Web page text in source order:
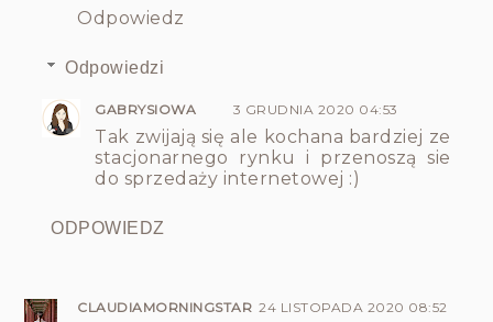
Odpowiedz
Odpowiedzi
GABRYSIOWA 3 GRUDNIA 2020 04:53
Tak zwijają się ale kochana bardziej ze
stacjonarnego rynku i przenoszą sie
do sprzedaży internetowej :)
ODPOWIEDZ
CLAUDIAMORNINGSTAR 24 LISTOPADA 2020 08:52